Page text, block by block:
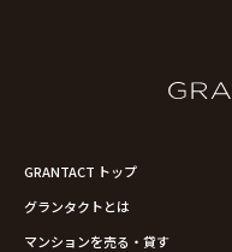
GRANTACT トップ
グランタクトとは
マンションを売る・貸す